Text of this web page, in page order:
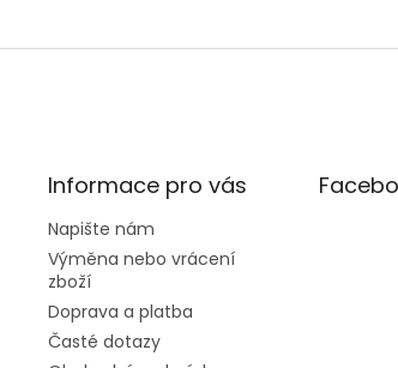
Informace pro vás
Napište nám
Výměna nebo vrácení
zboží
Doprava a platba
Časté dotazy